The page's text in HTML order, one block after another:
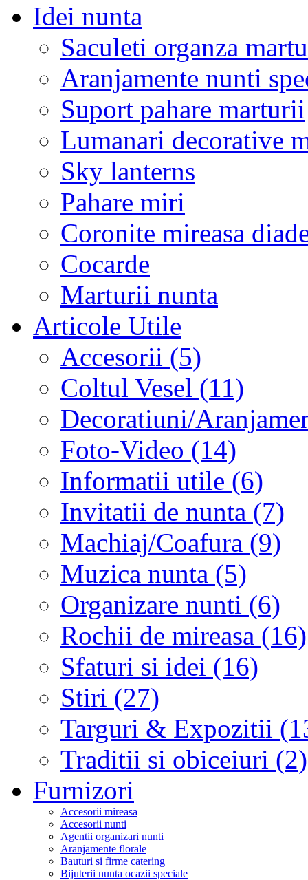
Idei nunta
Saculeti organza
Aranjamente nunti
Suport pahare marturii
Lumanari decorative
Sky lanterns
Pahare miri
Coronite mireasa
Cocarde
Marturii nunta
Articole Utile
Accesorii (5)
Coltul Vesel (11)
Decoratiuni/
Foto-Video (14)
Informatii utile (6)
Invitatii de nunta (7)
Machiaj/Coafura (9)
Muzica nunta (5)
Organizare nunti (6)
Rochii de mireasa (16)
Sfaturi si idei (16)
Stiri (27)
Targuri & Expozitii
Traditii si obiceiuri (2)
Furnizori
Accesorii mireasa
Accesorii nunti
Agentii organizari nunti
Aranjamente florale
Bauturi si firme catering
Bijuterii nunta ocazii speciale